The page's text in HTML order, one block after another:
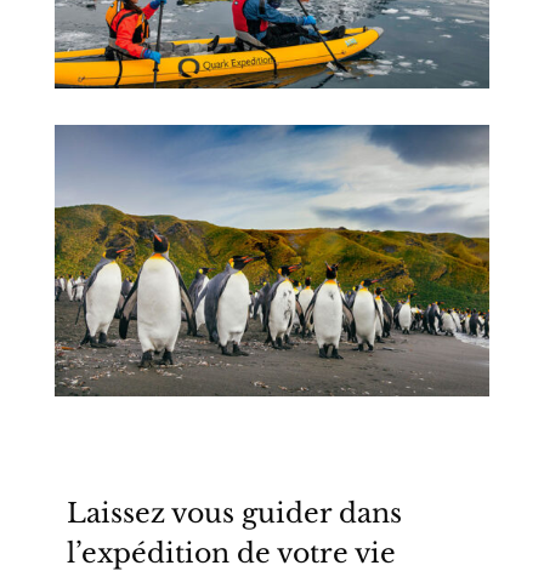
Laissez vous guider dans
l’expédition de votre vie